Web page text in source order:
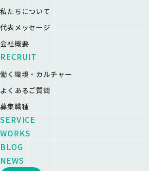
私たちについて
代表メッセージ
会社概要
RECRUIT
働く環境・カルチャー
よくあるご質問
募集職種
SERVICE
WORKS
BLOG
NEWS